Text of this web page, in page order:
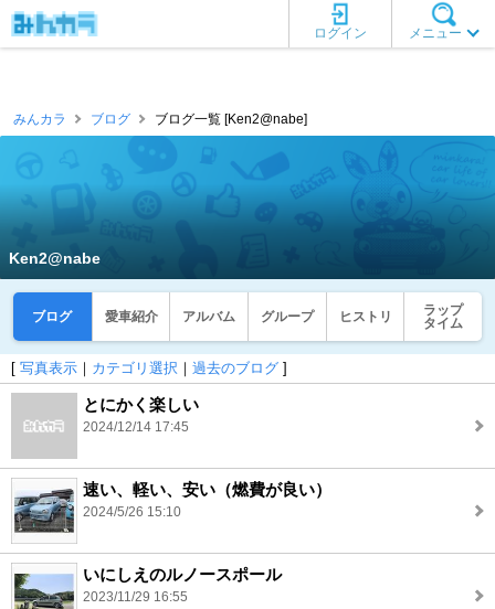
メニュー
ログイン
みんカラ ブログ ブログ一覧 [Ken2@nabe]
Ken2@nabe
ブログ 愛車紹介 アルバム グループ ヒストリ
ラップ
タイム
[ 写真表示 ｜ カテゴリ選択 ｜ 過去のブログ ]
とにかく楽しい
2024/12/14 17:45
速い、軽い、安い（燃費が良い）
2024/5/26 15:10
いにしえのルノースポール
2023/11/29 16:55